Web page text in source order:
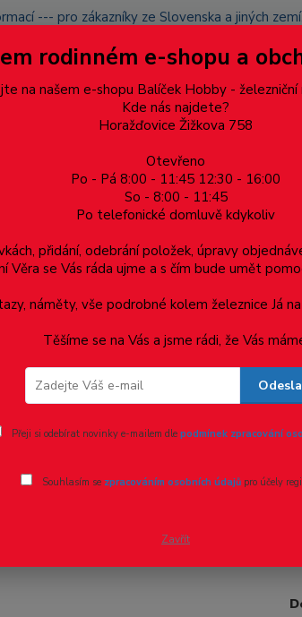
--- pro zákazníky ze Slovenska a jiných
nevyzvednete, bude po domluvě zaslána
přidán na blacklist a rušeny následující
Více
poukazy, upomínkové předměty
díl
díl
rodinném e-shopu a
na našem e-shopu Balíček Hobby -
Kde nás najdete?
Horažďovice Žižkova 758
Otevřeno
Po - Pá 8:00 - 11:45 12:30 - 16:00
So - 8:00 - 11:45
Po telefonické domluvě kdykoliv
přidání, odebrání položek, úpravy
Věra se Vás ráda ujme a s čím bude umět
náměty, vše podrobné kolem železnice Já
Těšíme se na Vás a jsme rádi, že Vás
Přeji si odebírat novinky e-mailem dle podmínek zpracování
Souhlasím se zpracováním osobních údajůpro účely
Zavřít